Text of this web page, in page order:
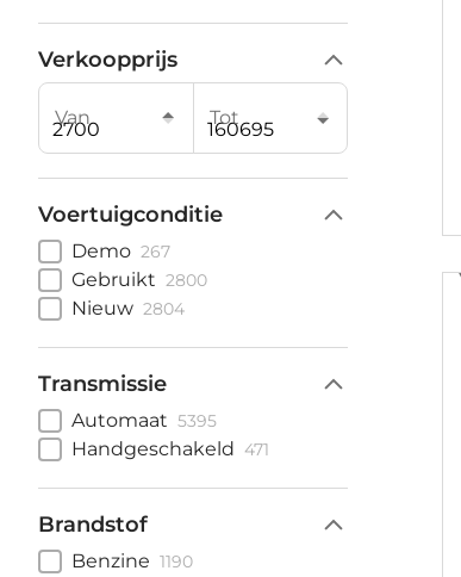
Verkoopprijs
Van Tot
Voertuigconditie
Demo 267
Gebruikt 2800
Nieuw 2804
Transmissie
Automaat 5395
Handgeschakeld 471
Brandstof
Benzine 1190